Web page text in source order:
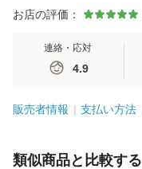
お店の評価：
連絡・応対
4.9
販売者情報 支払い方法
類似商品と比較する